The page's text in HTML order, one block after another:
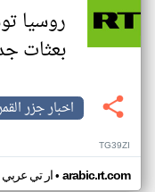
روسيا
بعثات جديدة
اخبار جزر
TG39ZI
ار تي عربي• arabic.rt.com